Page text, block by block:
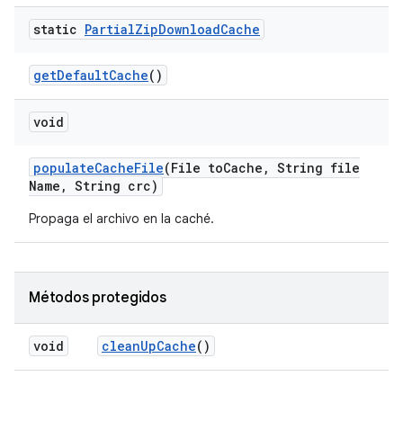
static PartialZipDownloadCache
getDefaultCache()
void
populateCacheFile(File toCache , String file
Name , String crc)
Propaga el archivo en la caché.
Métodos protegidos
void cleanUpCache()